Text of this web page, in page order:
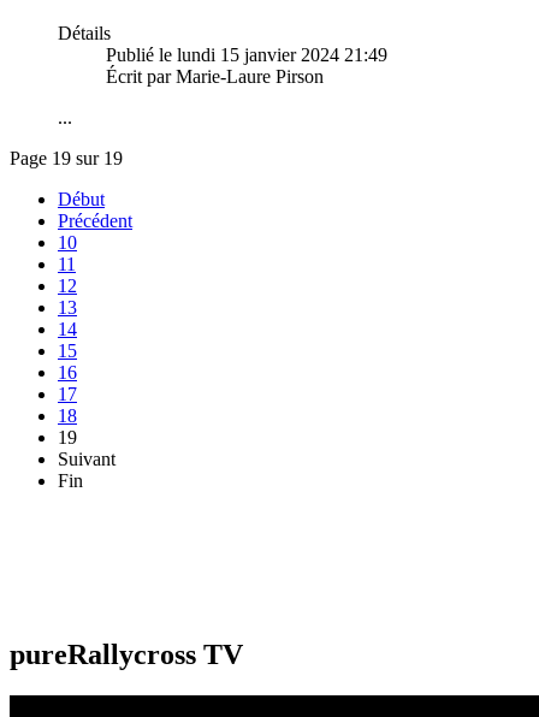
Détails
Publié le lundi 15 janvier 2024 21:49
Écrit par Marie-Laure Pirson
...
Page 19 sur 19
Début
Précédent
10
11
12
13
14
15
16
17
18
19
Suivant
Fin
pureRallycross TV